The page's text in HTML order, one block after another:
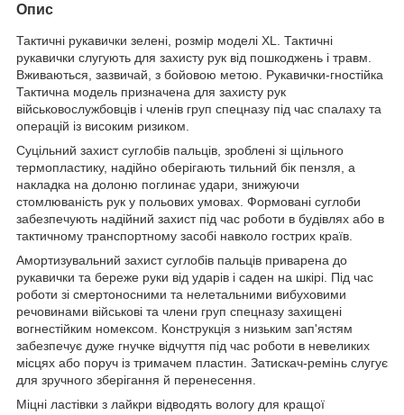
Опис
Тактичні рукавички зелені, розмір моделі XL. Тактичні
рукавички слугують для захисту рук від пошкоджень і травм.
Вживаються, зазвичай, з бойовою метою. Рукавички-гностійка
Тактична модель призначена для захисту рук
військовослужбовців і членів груп спецназу під час спалаху та
операцій із високим ризиком.
Суцільний захист суглобів пальців, зроблені зі щільного
термопластику, надійно оберігають тильний бік пензля, а
накладка на долоню поглинає удари, знижуючи
стомлюваність рук у польових умовах. Формовані суглоби
забезпечують надійний захист під час роботи в будівлях або в
тактичному транспортному засобі навколо гострих країв.
Амортизувальний захист суглобів пальців приварена до
рукавички та береже руки від ударів і саден на шкірі. Під час
роботи зі смертоносними та нелетальними вибуховими
речовинами військові та члени груп спецназу захищені
вогнестійким номексом. Конструкція з низьким зап'ястям
забезпечує дуже гнучке відчуття під час роботи в невеликих
місцях або поруч із тримачем пластин. Затискач-ремінь слугує
для зручного зберігання й перенесення.
Міцні ластівки з лайкри відводять вологу для кращої